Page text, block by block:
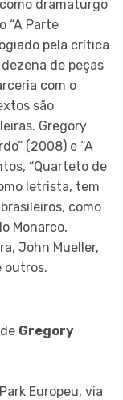
dramaturgo
“A Parte
pela crítica
de peças
com o
são
Gregory
(2008) e “A
“Quarteto de
letrista, tem
como
Monarco,
John Mueller,
outros.
Gregory
Europeu, via